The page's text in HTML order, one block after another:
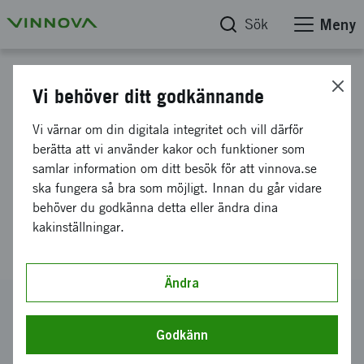
Sök Meny
In situ fibrillering av
nanocellulosa för
kostnadseffektiva, och
högpresterande
lättviktskompositer
Diarienummer
Koordinator
Vi behöver ditt godkännande
Vi värnar om din digitala integritet och vill därför
berätta att vi använder kakor och funktioner som
samlar information om ditt besök för att vinnova.se
ska fungera så bra som möjligt. Innan du går vidare
behöver du godkänna detta eller ändra dina
kakinställningar.
Ändra
Godkänn